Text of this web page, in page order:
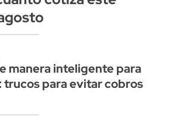
manera inteligente para
trucos para evitar cobros